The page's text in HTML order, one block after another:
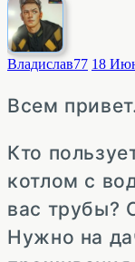
Владислав77 18
Всем
Кто
котлом с
вас трубы?
Нужно на